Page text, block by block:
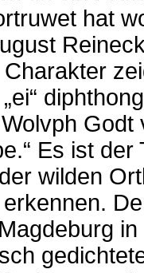
hat
Es ist
wilden